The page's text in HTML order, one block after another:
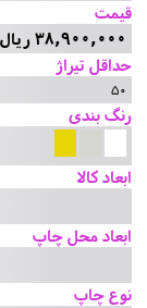
قیمت
38,900,000 ریال
حداقل تیراژ
50
رنگ بندی
ابعاد کالا
ابعاد محل چاپ
نوع چاپ